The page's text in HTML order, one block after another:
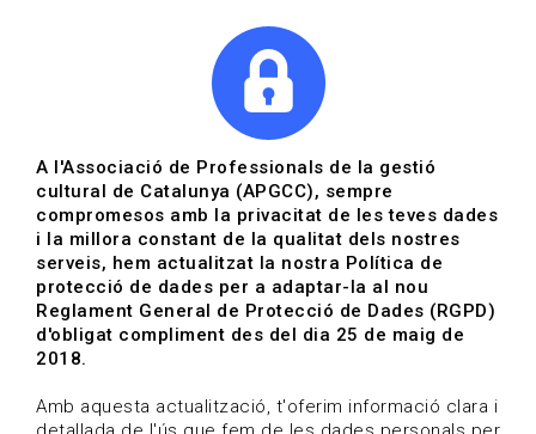
Actualitza't
Vols estar al dia?
HOME / BLOG
Estigues al dia
A l'Associació de Professionals de la gestió
cultural de Catalunya (APGCC), sempre
compromesos amb la privacitat de les teves dades
i la millora constant de la qualitat dels nostres
serveis, hem actualitzat la nostra Política de
protecció de dades per a adaptar-la al nou
Reglament General de Protecció de Dades (RGPD)
d'obligat compliment des del dia 25 de maig de
2018.
Amb aquesta actualització, t'oferim informació clara i